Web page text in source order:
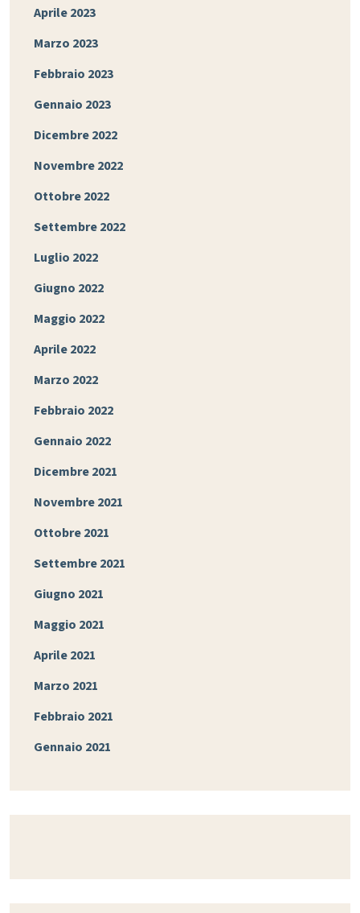
Aprile 2023
Marzo 2023
Febbraio 2023
Gennaio 2023
Dicembre 2022
Novembre 2022
Ottobre 2022
Settembre 2022
Luglio 2022
Giugno 2022
Maggio 2022
Aprile 2022
Marzo 2022
Febbraio 2022
Gennaio 2022
Dicembre 2021
Novembre 2021
Ottobre 2021
Settembre 2021
Giugno 2021
Maggio 2021
Aprile 2021
Marzo 2021
Febbraio 2021
Gennaio 2021